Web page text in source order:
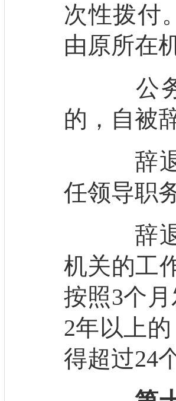
次性拨付
由原所在
公务
的，自被
辞退
任领导职
辞退
机关的工
按照3个
2年以上
得超过24